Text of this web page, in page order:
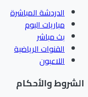
الدردشة المباشرة
مباريات اليوم
بث مباشر
القنوات الرياضية
اللاعبون
والأحكام